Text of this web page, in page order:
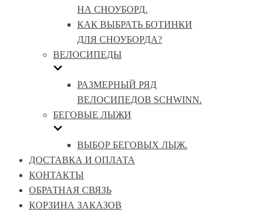
НА СНОУБОРД.
КАК ВЫБРАТЬ БОТИНКИ
ДЛЯ СНОУБОРДА?
ВЕЛОСИПЕДЫ
РАЗМЕРНЫЙ РЯД
ВЕЛОСИПЕДОВ SCHWINN.
БЕГОВЫЕ ЛЫЖИ
ВЫБОР БЕГОВЫХ ЛЫЖ.
ДОСТАВКА И ОПЛАТА
КОНТАКТЫ
ОБРАТНАЯ СВЯЗЬ
КОРЗИНА ЗАКАЗОВ